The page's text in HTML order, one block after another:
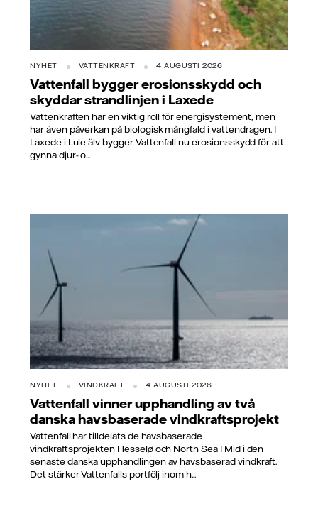
NYHET VATTENKRAFT 4 AUGUSTI 2026
Vattenfall bygger erosionsskydd och
skyddar strandlinjen i Laxede
Vattenkraften har en viktig roll för energisystement, men
har även påverkan på biologisk mångfald i vattendragen. I
Laxede i Lule älv bygger Vattenfall nu erosionsskydd för att
gynna djur- o...
NYHET VINDKRAFT 4 AUGUSTI 2026
Vattenfall vinner upphandling av två
danska havsbaserade vindkraftsprojekt
Vattenfall har tilldelats de havsbaserade
vindkraftsprojekten Hesselø och North Sea I Mid i den
senaste danska upphandlingen av havsbaserad vindkraft.
Det stärker Vattenfalls portfölj inom h...